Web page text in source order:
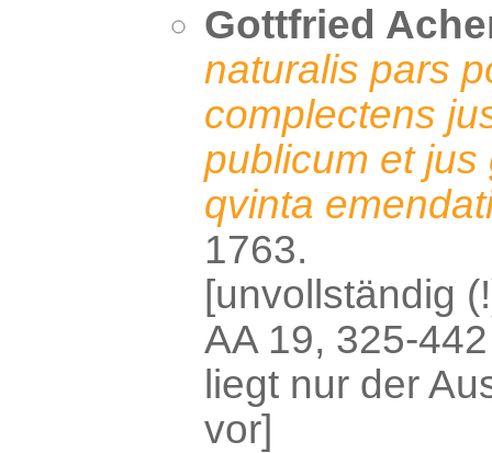
Gottfried
naturalis pars
complectens
publicum et jus
qvinta
1763.
[unvollständig
AA 19, 325-
liegt nur der
vor]